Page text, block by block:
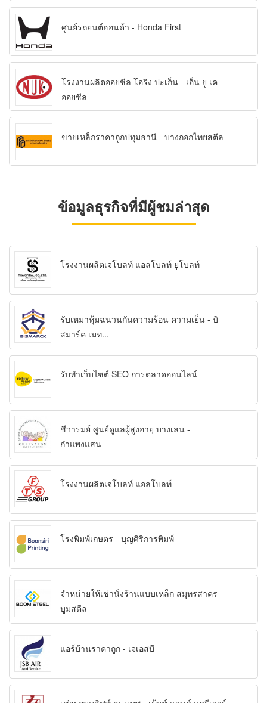
ศูนย์รถยนต์ฮอนด้า - Honda First
โรงงานผลิตออยซีล โอริง ปะเก็น - เอ็น ยู เค
ออยซีล
ขายเหล็กราคาถูกปทุมธานี - บางกอกไทยสตีล
ข้อมูลธุรกิจที่มีผู้ชมล่าสุด
โรงงานผลิตเจโบลท์ แอลโบลท์ ยูโบลท์
รับเหมาหุ้มฉนวนกันความร้อน ความเย็น - บิ
สมาร์ค เมท...
รับทำเว็บไซต์ SEO การตลาดออนไลน์
ชีวารมย์ ศูนย์ดูแลผู้สูงอายุ บางเลน -
กำแพงแสน
โรงงานผลิตเจโบลท์ แอลโบลท์
โรงพิมพ์เกษตร - บุญศิริการพิมพ์
จำหน่ายให้เช่านั่งร้านแบบเหล็ก สมุทรสาคร
บูมสตีล
แอร์บ้านราคาถูก - เจเอสบี